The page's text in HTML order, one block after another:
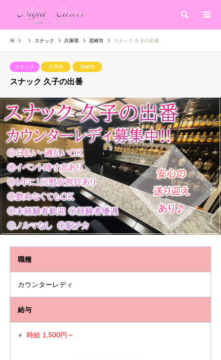
検索
スナック 兵庫県 尼崎市 スナック 久子の出番
スナック 兵庫県 尼崎市
スナック 久子の出番
職種
カウンターレディ
給与
時給 1,500円～